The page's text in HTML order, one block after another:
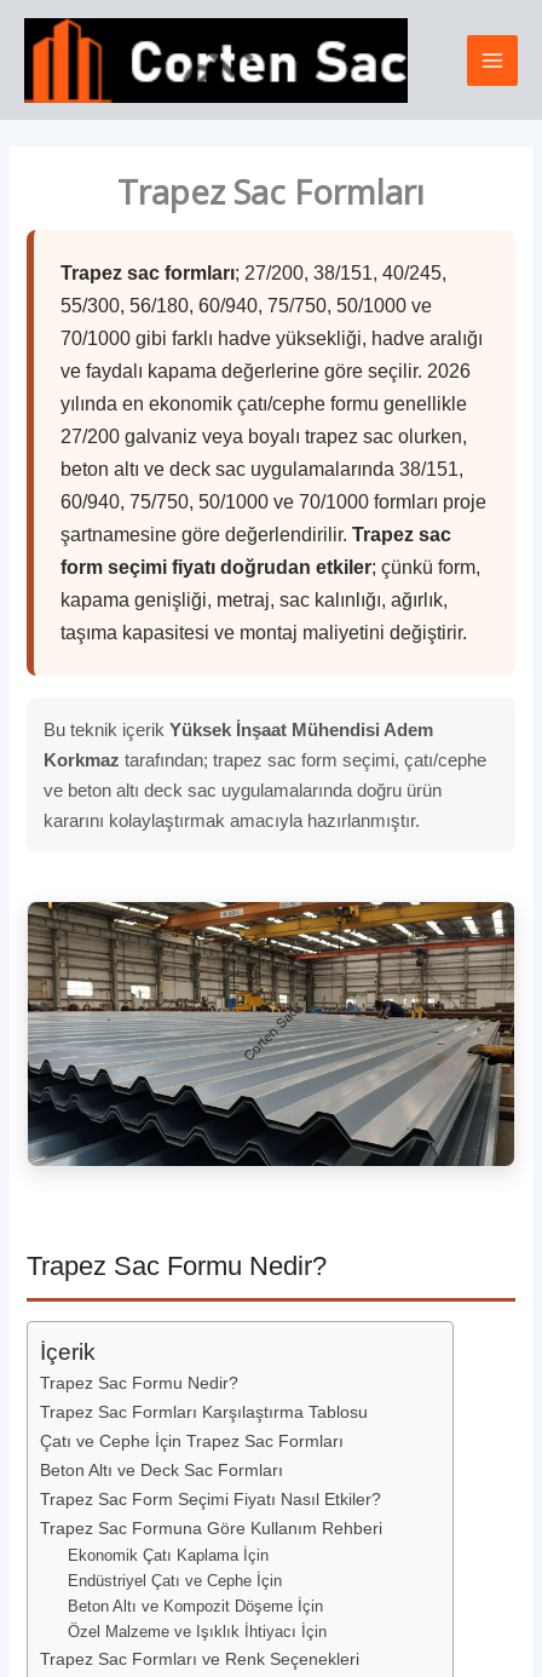
İçeriğe
Trapez Sac Formları
Trapez sac formları; 27/200, 38/151, 40/245,
55/300, 56/180, 60/940, 75/750, 50/1000 ve
70/1000 gibi farklı hadve yüksekliği, hadve aralığı
ve faydalı kapama değerlerine göre seçilir. 2026
yılında en ekonomik çatı/cephe formu genellikle
27/200 galvaniz veya boyalı trapez sac olurken,
beton altı ve deck sac uygulamalarında 38/151,
60/940, 75/750, 50/1000 ve 70/1000 formları proje
şartnamesine göre değerlendirilir.Trapez sac
form seçimi fiyatı doğrudan etkiler; çünkü form,
kapama genişliği, metraj, sac kalınlığı, ağırlık,
taşıma kapasitesi ve montaj maliyetini değiştirir.
Bu teknik içerikYüksek İnşaat Mühendisi Adem
Korkmaz tarafından; trapez sac form seçimi, çatı/cephe
ve beton altı deck sac uygulamalarında doğru ürün
kararını kolaylaştırmak amacıyla hazırlanmıştır.
Trapez Sac Formu Nedir?
İçerik
Trapez Sac Formu Nedir?
Trapez Sac Formları Karşılaştırma Tablosu
Çatı ve Cephe İçin Trapez Sac Formları
Beton Altı ve Deck Sac Formları
Trapez Sac Form Seçimi Fiyatı Nasıl Etkiler?
Trapez Sac Formuna Göre Kullanım Rehberi
Ekonomik Çatı Kaplama İçin
Endüstriyel Çatı ve Cephe İçin
Beton Altı ve Kompozit Döşeme İçin
Özel Malzeme ve Işıklık İhtiyacı İçin
Trapez Sac Formları ve Renk Seçenekleri